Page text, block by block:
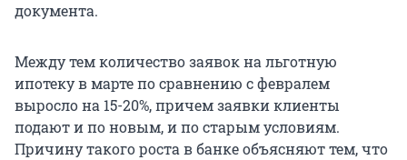
документа.
Между тем количество заявок на льготную
ипотеку в марте по сравнению с февралем
выросло на 15-20%, причем заявки клиенты
подают и по новым, и по старым условиям.
Причину такого роста в банке объясняют тем, что